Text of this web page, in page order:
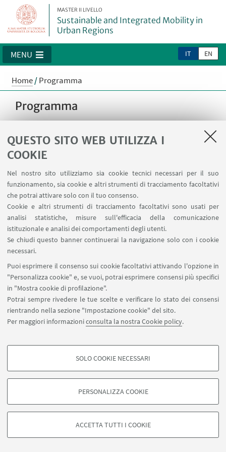
QUESTO SITO WEB UTILIZZA I
COOKIE
Nel nostro sito utilizziamo sia cookie tecnici necessari per il suo
funzionamento, sia cookie e altri strumenti di tracciamento facoltativi
che potrai attivare solo con il tuo consenso.
Cookie e altri strumenti di tracciamento facoltativi sono usati per
analisi statistiche, misure sull'efficacia della comunicazione
istituzionale e analisi dei comportamenti degli utenti.
Se chiudi questo banner continuerai la navigazione solo con i cookie
necessari.
Puoi esprimere il consenso sui cookie facoltativi attivando l'opzione in
"Personalizza cookie" e, se vuoi, potrai esprimere consensi più specifici
in "Mostra cookie di profilazione".
Potrai sempre rivedere le tue scelte e verificare lo stato dei consensi
rientrando nella sezione "Impostazione cookie" del sito.
Per maggiori informazioniconsulta la nostra Cookie policy.
COOKIE DI PROFILAZIONE - FACOLTATIVI
degli utenti, creare profili in base al loro comportamento sul sito, per analisi
di marketing.
Google/Youtube Video
SOLO COOKIE NECESSARI
PERSONALIZZA COOKIE
ACCETTA TUTTI I COOKIE
MASTER II LIVELLO
Sustainable and Integrated Mobility in
Urban Regions
IT EN
MENU
Home/Programma
Programma
Contenuti
Sedi delle lezioni
Calendario didattico
Piano didattico
Struttura del corso
©Copyright 2026 - ALMA MATER STUDIORUM - Università di
Privacy- Note legali-Impostazioni Cookie